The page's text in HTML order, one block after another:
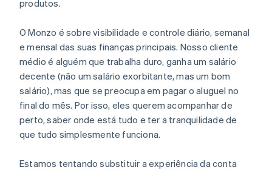
produtos.
O Monzo é sobre visibilidade e controle diário, semanal
e mensal das suas finanças principais. Nosso cliente
médio é alguém que trabalha duro, ganha um salário
decente (não um salário exorbitante, mas um bom
salário), mas que se preocupa em pagar o aluguel no
final do mês. Por isso, eles querem acompanhar de
perto, saber onde está tudo e ter a tranquilidade de
que tudo simplesmente funciona.
Estamos tentando substituir a experiência da conta